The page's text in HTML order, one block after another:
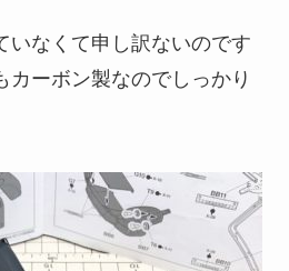
いなくて申し訳ないのです
カーボン製なのでしっかり